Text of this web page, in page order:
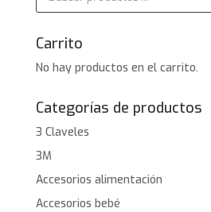
productos
Carrito
No hay productos en el carrito.
Categorías de productos
3 Claveles
3M
Accesorios alimentación
Accesorios bebé